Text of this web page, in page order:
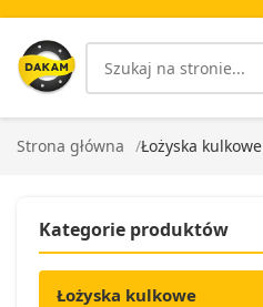
Strona główna Łożyska kulkowe
Kategorie produktów
Łożyska kulkowe